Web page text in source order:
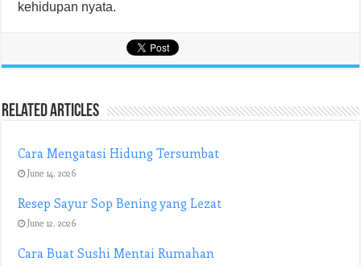
kehidupan nyata.
Related Articles
Cara Mengatasi Hidung Tersumbat
June 14, 2026
Resep Sayur Sop Bening yang Lezat
June 12, 2026
Cara Buat Sushi Mentai Rumahan